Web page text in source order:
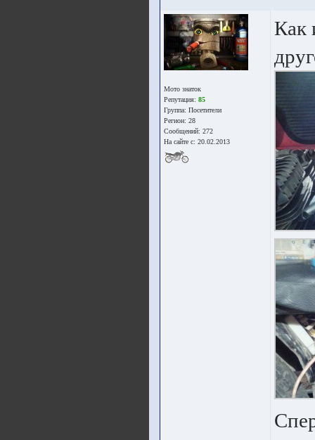
Мото знаток
Репутация: 85
Группа: Посетители
Регион: 28
Сообщений: 272
На сайте с: 20.02.2013
Как